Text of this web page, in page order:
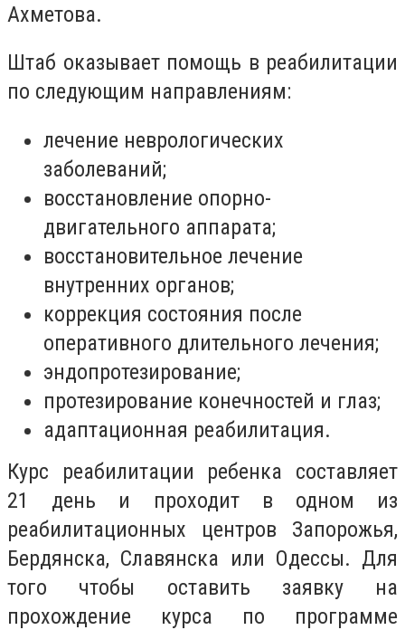
Ахметова.
Штаб оказывает помощь в реабилитации
по следующим направлениям:
лечение неврологических
заболеваний;
восстановление опорно-
двигательного аппарата;
восстановительное лечение
внутренних органов;
коррекция состояния после
оперативного длительного лечения;
эндопротезирование;
протезирование конечностей и глаз;
адаптационная реабилитация.
Курс реабилитации ребенка составляет
21 день и проходит в одном из
реабилитационных центров Запорожья,
Бердянска, Славянска или Одессы. Для
того чтобы оставить заявку на
прохождение курса по программе